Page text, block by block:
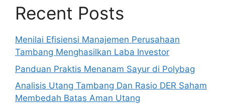
Recent Posts
Menilai Efisiensi Manajemen Perusahaan
Tambang Menghasilkan Laba Investor
Panduan Praktis Menanam Sayur di Polybag
Analisis Utang Tambang Dan Rasio DER Saham
Membedah Batas Aman Utang